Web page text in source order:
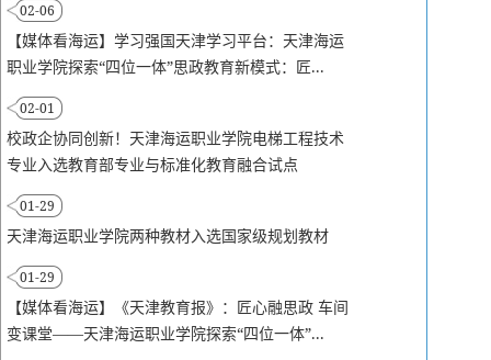
02-06
【媒体看海运】学习强国天津学习平台：天津海运
职业学院探索“四位一体”思政教育新模式：匠...
02-01
校政企协同创新！天津海运职业学院电梯工程技术
专业入选教育部专业与标准化教育融合试点
01-29
天津海运职业学院两种教材入选国家级规划教材
01-29
【媒体看海运】《天津教育报》：匠心融思政 车间
变课堂——天津海运职业学院探索“四位一体”...